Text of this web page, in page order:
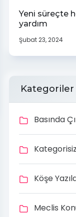
Yeni süreçte
yardım
Şubat 23, 2024
Kategoriler
Basında
Kategorisiz
Köşe
Meclis